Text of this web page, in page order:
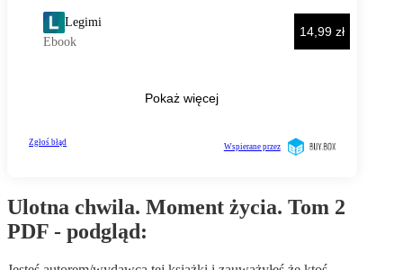
Ulotna chwila. Moment życia. Tom 2
PDF - podgląd: